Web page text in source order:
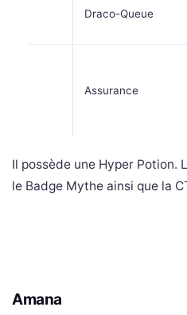
Draco-Queue
Assurance
Il possède une Hyper Potion.
le Badge Mythe ainsi que la
Amana